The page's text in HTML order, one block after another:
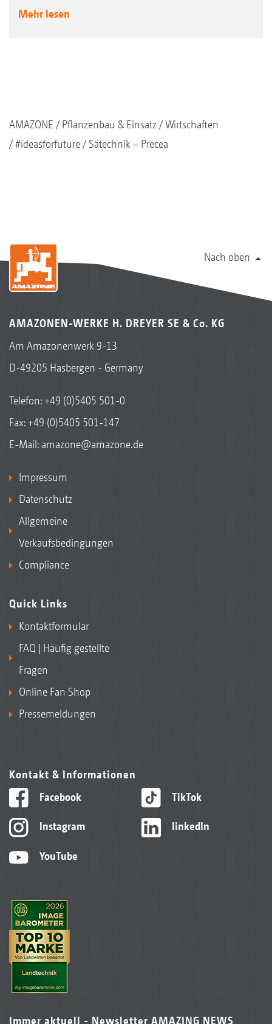
Mehr lesen
AMAZONE Pflanzenbau & Einsatz
Wirtschaften
#ideasforfuture
Sätechnik – Precea
Nach oben
AMAZONEN-WERKE H. DREYER SE & Co. KG
Am Amazonenwerk 9-13
D-49205 Hasbergen - Germany
Telefon:+49 (0)5405 501-0
Fax: +49 (0)5405 501-147
E-Mail: amazone@amazone.de
Impressum
Datenschutz
Allgemeine
Verkaufsbedingungen
Compliance
Quick Links
Kontaktformular
FAQ | Häufig gestellte
Fragen
Online Fan Shop
Pressemeldungen
Kontakt & Informationen
Facebook
Instagram
YouTube
TikTok
linkedIn
Immer aktuell - Newsletter AMAZING NEWS